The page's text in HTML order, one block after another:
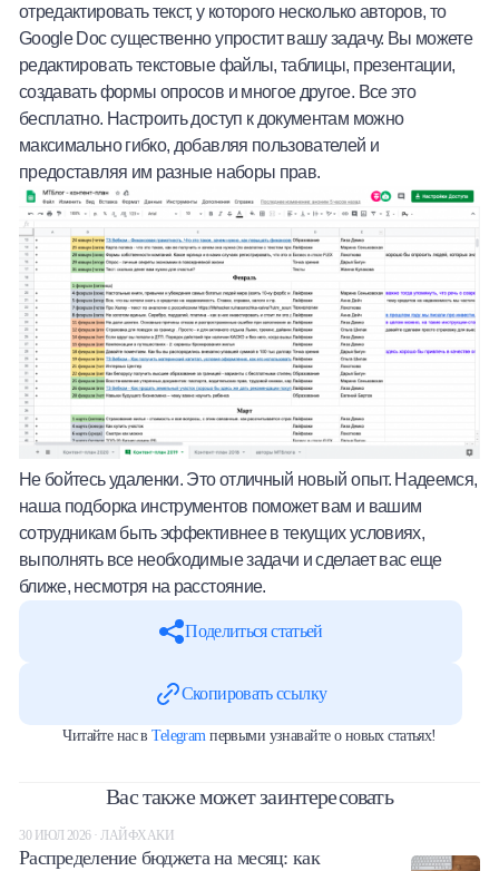
отредактировать текст, у которого несколько авторов, то
Google Doc существенно упростит вашу задачу. Вы можете
редактировать текстовые файлы, таблицы, презентации,
создавать формы опросов и многое другое. Все это
бесплатно. Настроить доступ к документам можно
максимально гибко, добавляя пользователей и
предоставляя им разные наборы прав.
Не бойтесь удаленки. Это отличный новый опыт. Надеемся,
наша подборка инструментов поможет вам и вашим
сотрудникам быть эффективнее в текущих условиях,
выполнять все необходимые задачи и сделает вас еще
ближе, несмотря на расстояние.
Поделиться статьей
Скопировать ссылку
Читайте нас вTelegram первыми узнавайте о новых статьях!
Вас также может заинтересовать
30 ИЮЛ 2026 · ЛАЙФХАКИ
Распределение бюджета на месяц: как